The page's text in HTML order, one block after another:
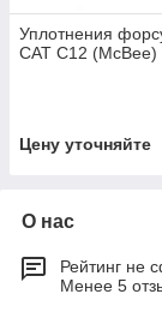
Уплотнения
CAT C12 (McBee)
Цену уточняйте
О нас
Рейтинг не
Менее 5